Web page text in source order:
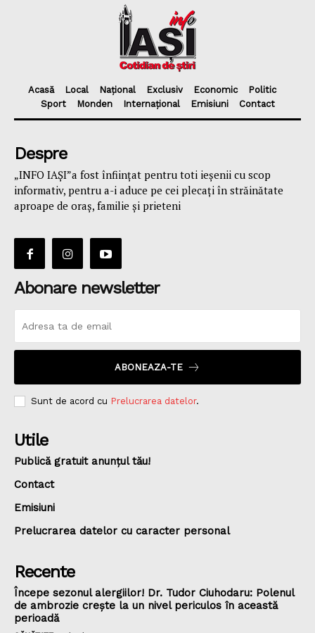
Acasă Local Național Exclusiv Economic
Politic
Sport
Monden Internațional Emisiuni Contact
Despre
„INFO IAȘI”a fost înfiinţat pentru toti ieşenii cu scop
informativ, pentru a-i aduce pe cei plecaţi în străinătate
aproape de oraş, familie și prieteni
Abonare newsletter
ABONEAZA-TE
Sunt de acord cu Prelucrarea datelor.
Utile
Publică gratuit anunțul tău!
Contact
Emisiuni
Prelucrarea datelor cu caracter personal
Recente
Începe sezonul alergiilor! Dr. Tudor Ciuhodaru: Polenul
de ambrozie crește la un nivel periculos în această
perioadă